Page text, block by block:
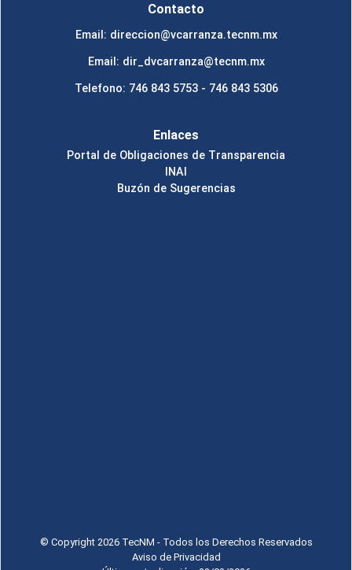
Contacto
Email: direccion@vcarranza.tecnm.mx
Email: dir_dvcarranza@tecnm.mx
Telefono: 746 843 5753 - 746 843 5306
Enlaces
Portal de Obligaciones de Transparencia
INAI
Buzón de Sugerencias
© Copyright 2026 TecNM - Todos los Derechos Reservados
Aviso de Privacidad